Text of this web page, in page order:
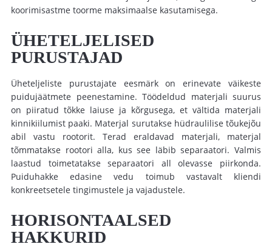
koorimisastme toorme maksimaalse kasutamisega.
ÜHETELJELISED
PURUSTAJAD
Üheteljeliste purustajate eesmärk on erinevate väikeste
puidujäätmete peenestamine. Töödeldud materjali suurus
on piiratud tõkke laiuse ja kõrgusega, et vältida materjali
kinnikiilumist paaki. Materjal surutakse hüdraulilise tõukejõu
abil vastu rootorit. Terad eraldavad materjali, materjal
tõmmatakse rootori alla, kus see läbib separaatori. Valmis
laastud toimetatakse separaatori all olevasse piirkonda.
Puiduhakke edasine vedu toimub vastavalt kliendi
konkreetsetele tingimustele ja vajadustele.
HORISONTAALSED
HAKKURID